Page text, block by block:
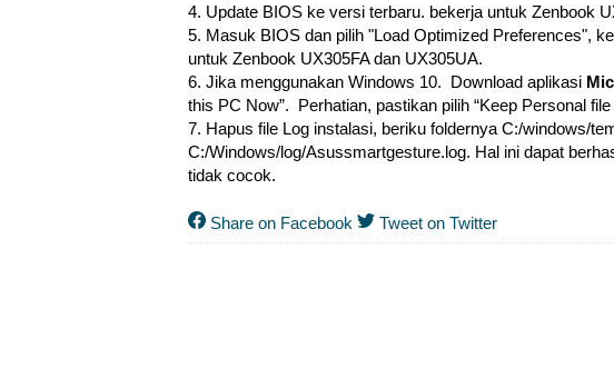
4. Update BIOS ke versi terbaru. bekerja untuk Zenbook
5. Masuk BIOS dan pilih "Load Optimized Preferences",
untuk Zenbook UX305FA dan UX305UA.
6. Jika menggunakan Windows 10. Download aplikasi
this PC Now”. Perhatian, pastikan pilih “Keep Personal file
7. Hapus file Log instalasi, beriku foldernya C:/windows/
C:/Windows/log/Asussmartgesture.log. Hal ini dapat
tidak cocok.
Share on Facebook Tweet on Twitter